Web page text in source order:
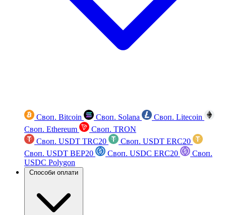
Своп. Bitcoin Своп. Solana
Своп. Litecoin
Своп. Ethereum
Своп. TRON
Своп. USDT TRC20
Своп. USDT ERC20
Своп. USDT BEP20
Своп. USDC ERC20
Своп.
USDC Polygon
Способи оплати